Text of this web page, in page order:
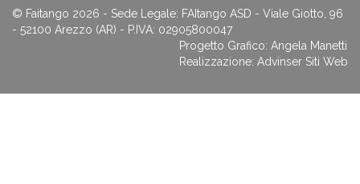
© Faitango 2026 - Sede Legale: FAItango ASD - Viale Giotto, 96
- 52100 Arezzo (AR) - P.IVA: 02905800047
Progetto Grafico: Angela Manetti
Realizzazione: Advinser Siti Web